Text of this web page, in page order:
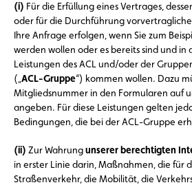
(i) Für die Erfüllung eines Vertrages,
oder für die Durchführung
Ihre Anfrage erfolgen, wenn Sie zum
werden wollen oder es bereits sind und in
Leistungen des ACL und/oder der
(„ ACL-Gruppe“) kommen wollen. Dazu
Mitgliedsnummer in den Formularen auf
angeben. Für diese Leistungen gelten
Bedingungen, die bei der ACL-Gruppe
(ii) Zur Wahrungunserer berechtigten
in erster Linie darin, Maßnahmen, die für
Straßenverkehr, die Mobilität, die